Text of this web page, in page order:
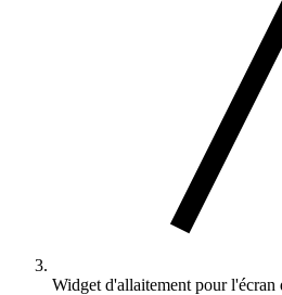
Widget d'allaitement pour